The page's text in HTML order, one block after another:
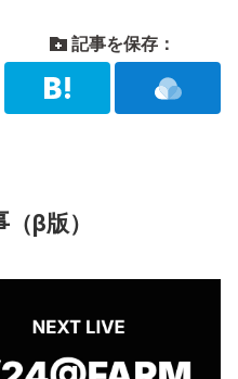
記事を保存：
（β版）